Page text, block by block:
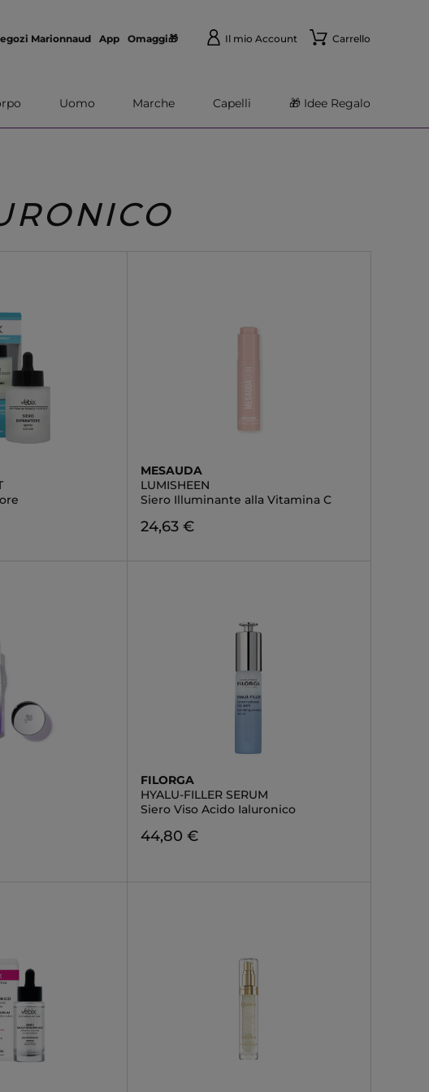
Marionnaud App Omaggi🎁 Il mio Account Carrello
Uomo Marche Capelli 🎁 Idee Regalo
MESAUDA
LUMISHEEN
Siero Illuminante alla Vitamina C
24,63 €
FILORGA
HYALU-FILLER SERUM
Siero Viso Acido Ialuronico
44,80 €